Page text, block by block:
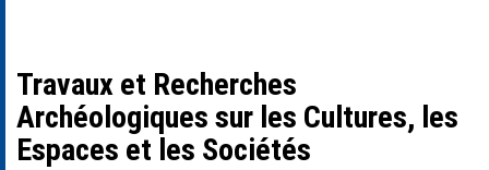
Travaux et Recherches
Archéologiques sur les Cultures, les
Espaces et les Sociétés